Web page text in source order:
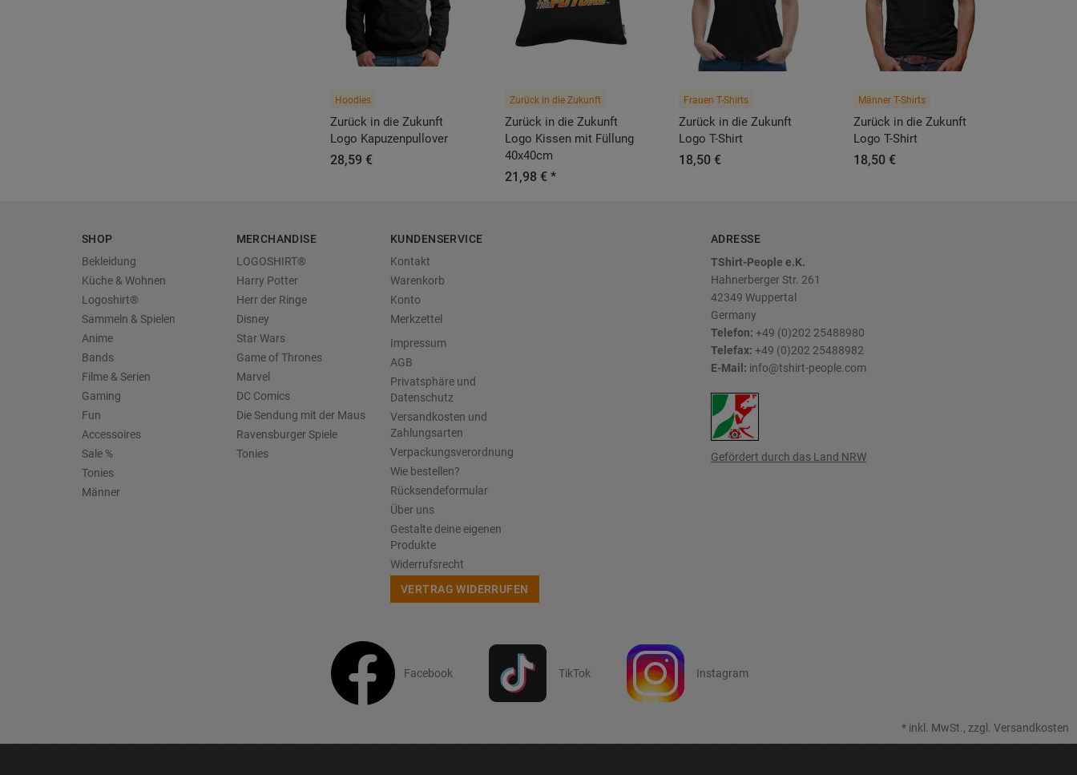
Hoodies
Zurück in die Zukunft
Logo Kapuzenpullover
28,59 €
Zurück in die Zukunft
Zurück in die Zukunft
Logo Kissen mit Füllung
40x40cm
21,98 € *
Frauen T-Shirts
Zurück in die Zukunft
Logo T-Shirt
18,50 €
Männer T-Shirts
Zurück in die Zukunft
Logo T-Shirt
18,50 €
SHOP
Bekleidung
Küche & Wohnen
Logoshirt®
Sammeln & Spielen
Anime
Bands
Filme & Serien
Gaming
Fun
Accessoires
Sale %
Tonies
Männer
MERCHANDISE
LOGOSHIRT®
Harry Potter
Herr der Ringe
Disney
Star Wars
Game of Thrones
Marvel
DC Comics
Die Sendung mit der Maus
Ravensburger Spiele
Tonies
KUNDENSERVICE
Kontakt
Warenkorb
Konto
Merkzettel
Impressum
AGB
Privatsphäre und
Datenschutz
Versandkosten und
Zahlungsarten
Verpackungsverordnung
Wie bestellen?
Rücksendeformular
Über uns
Gestalte deine eigenen
Produkte
Widerrufsrecht
VERTRAG WIDERRUFEN
ADRESSE
TShirt-People e.K.
Hahnerberger Str. 261
42349 Wuppertal
Germany
Telefon: +49 (0)202 25488980
Telefax: +49 (0)202 25488982
E-Mail: info@tshirt-people.com
Gefördert durch das Land NRW
Facebook TikTok Instagram
* inkl. MwSt., zzgl. Versandkosten